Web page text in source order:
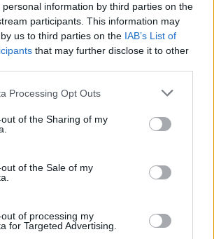
information by third parties on the
participants. This information may
us to third parties on the IAB’s List of
that may further disclose it to other
Processing Opt Outs
of the Sharing of my
of the Sale of my
of processing my
for Targeted Advertising.
οι αποχωρήσεις το 2026 καθώς
βγαίνουν νωρίτερα
τους νεκρούς της Κατοχής - 82 χρόνια
από τον κόσμο του ΟΦΗ για το